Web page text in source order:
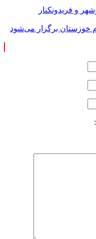
و فریدونکنار
خوزستان برگزار می‌شود